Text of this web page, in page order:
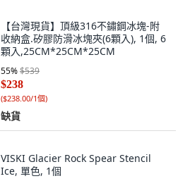
【台灣現貨】頂級316不鏽鋼冰塊-附
收納盒.矽膠防滑冰塊夾(6顆入), 1個, 6
顆入,25CM*25CM*25CM
55%$539
$238
($238.00/1個)
缺貨
VISKI Glacier Rock Spear Stencil
Ice, 單色, 1個